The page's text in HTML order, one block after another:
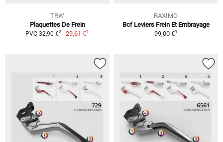
TRW
Plaquettes De Frein
PVC 32,90 €2 29,61 €1
RAXIMO
Bcf Leviers Frein Et Embrayage
99,00 €1